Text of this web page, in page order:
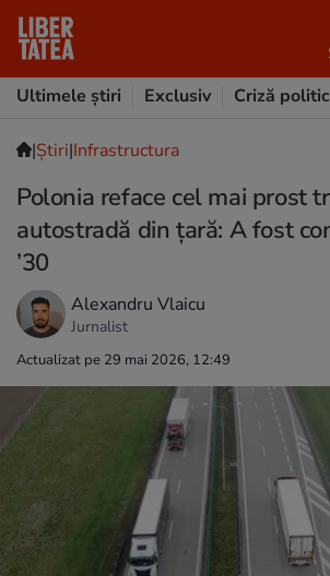
Ultimele știri
Exclusiv Criză
|Ştiri|Infrastructura
Polonia reface cel mai prost
autostradă din țară: A fost
’30
Alexandru Vlaicu
Jurnalist
Actualizat pe 29 mai 2026, 12:49